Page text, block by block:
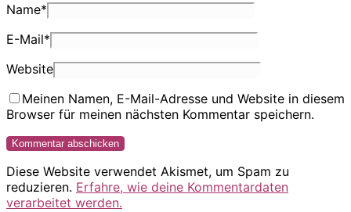
Name*
E-Mail*
Website
Meinen Namen, E-Mail-Adresse und Website in diesem
Browser für meinen nächsten Kommentar speichern.
Diese Website verwendet Akismet, um Spam zu
reduzieren. Erfahre, wie deine Kommentardaten
verarbeitet werden.